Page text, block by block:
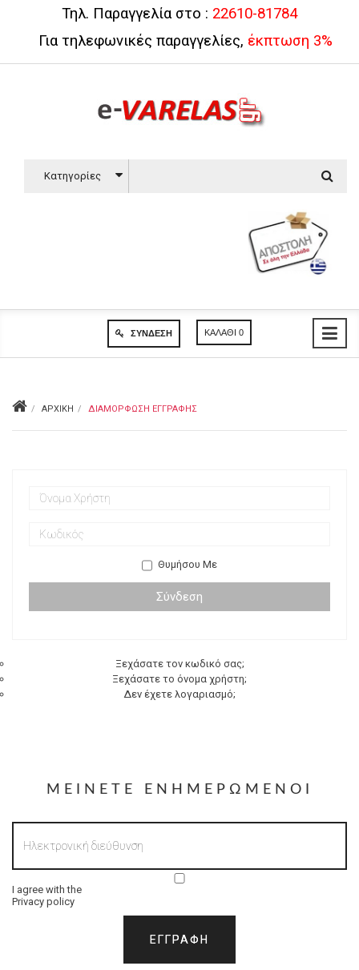
Τηλ. Παραγγελία στο : 22610-81784
Για τηλεφωνικές παραγγελίες, έκπτωση 3%
Κατηγορίες
ΚΑΛΆΘΙ 0
ΣΎΝΔΕΣΗ
ΑΡΧΙΚΉ ΔΙΑΜΌΡΦΩΣΗ ΕΓΓΡΑΦΉΣ
Θυμήσου Με
Σύνδεση
Ξεχάσατε τον κωδικό σας;
Ξεχάσατε το όνομα χρήστη;
Δεν έχετε λογαριασμό;
ΜΕΊΝΕΤΕ ΕΝΗΜΕΡΩΜΈΝΟΙ
I agree with the
Privacy policy